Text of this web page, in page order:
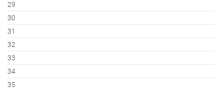
29
30
31
32
33
34
35